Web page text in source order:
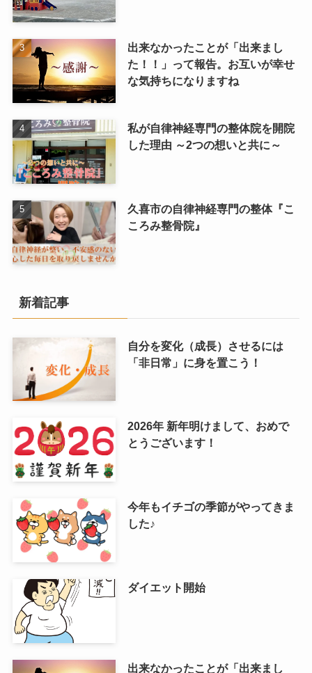
出来なかったことが「出来まし
た！！」って報告。お互いが幸せ
な気持ちになりますね
私が自律神経専門の整体院を開院
した理由 ～2つの想いと共に～
久喜市の自律神経専門の整体『こ
ころみ整骨院』
新着記事
自分を変化（成長）させるには
「非日常」に身を置こう！
2026年 新年明けまして、おめで
とうございます！
今年もイチゴの季節がやってきま
した♪
ダイエット開始
出来なかったことが「出来まし